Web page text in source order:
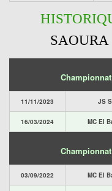
11/11/2023 JS
16/03/2024 MC El
03/09/2022 MC El